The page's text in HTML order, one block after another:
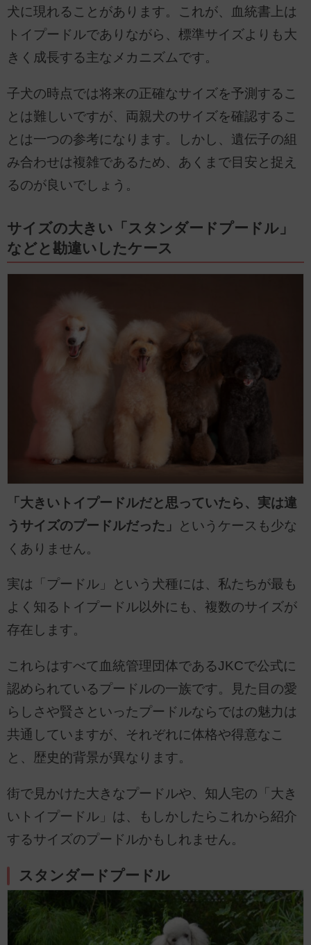
犬に現れることがあります。これが、血統書上は
トイプードルでありながら、標準サイズよりも大
きく成長する主なメカニズムです。
子犬の時点では将来の正確なサイズを予測するこ
とは難しいですが、両親犬のサイズを確認するこ
とは一つの参考になります。しかし、遺伝子の組
み合わせは複雑であるため、あくまで目安と捉え
るのが良いでしょう。
サイズの大きい「スタンダードプードル」
などと勘違いしたケース
「大きいトイプードルだと思っていたら、実は違
うサイズのプードルだった」
というケースも少な
くありません。
実は「プードル」という犬種には、私たちが最も
よく知るトイプードル以外にも、複数のサイズが
存在します。
これらはすべて血統管理団体であるJKCで公式に
認められているプードルの一族です。見た目の愛
らしさや賢さといったプードルならではの魅力は
共通していますが、それぞれに体格や得意なこ
と、歴史的背景が異なります。
街で見かけた大きなプードルや、知人宅の「大き
いトイプードル」は、もしかしたらこれから紹介
するサイズのプードルかもしれません。
スタンダードプードル